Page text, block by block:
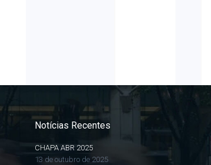
Notícias Recentes
CHAPA ABR 2025
13 de outubro de 2025